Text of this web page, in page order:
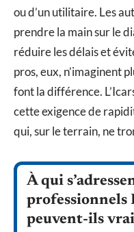
ou d’un utilitaire. Les
prendre la main sur le
réduire les délais et
pros, eux, n’imaginent
font la différence.
cette exigence de
qui, sur le terrain, ne
À qui
professionnels
peuvent-ils